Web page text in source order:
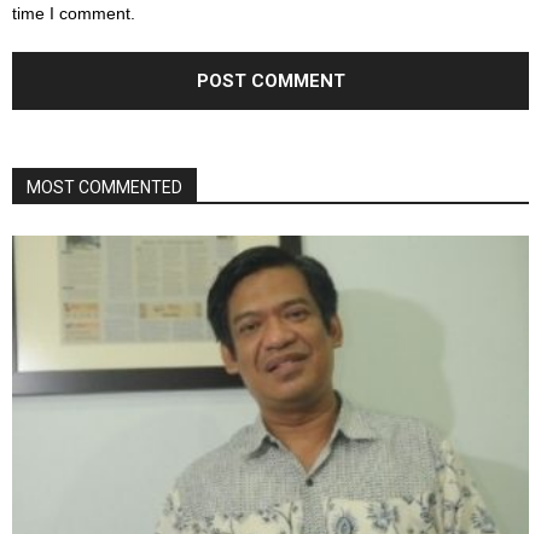
time I comment.
MOST COMMENTED